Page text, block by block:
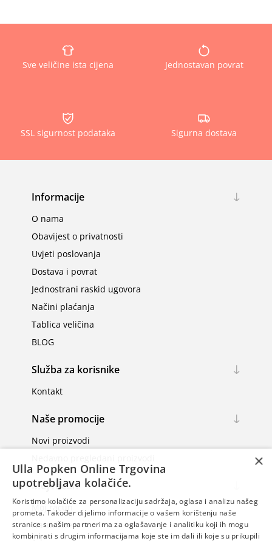
Sve veličine ista cijena Jednostavan povrat
SSL sigurnost podataka Sigurna dostava
Informacije
O nama
Obavijest o privatnosti
Uvjeti poslovanja
Dostava i povrat
Jednostrani raskid ugovora
Načini plaćanja
Tablica veličina
BLOG
Služba za korisnike
Kontakt
Naše promocije
Novi proizvodi
Moj račun
Moj račun
Narudžbe
×
Ulla Popken Online Trgovina
upotrebljava kolačiće.
Koristimo kolačiće za personalizaciju sadržaja, oglasa i analizu našeg
prometa. Također dijelimo informacije o vašem korištenju naše
stranice s našim partnerima za oglašavanje i analitiku koji ih mogu
kombinirati s drugim informacijama koje ste im dali ili koje su prikupili